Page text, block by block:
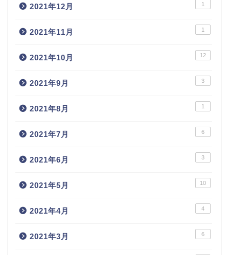
2021年12月 1
2021年11月 1
2021年10月 12
2021年9月 3
2021年8月 1
2021年7月 6
2021年6月 3
2021年5月 10
2021年4月 4
2021年3月 6